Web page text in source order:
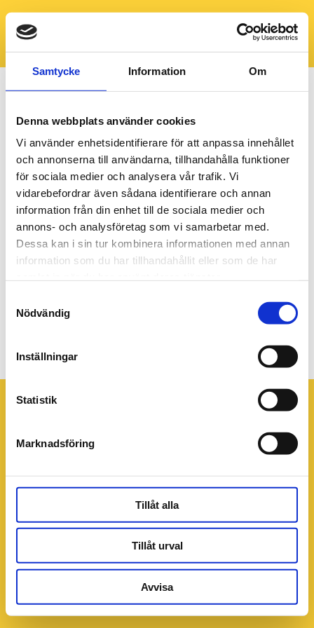
Samtycke Information Om
Denna webbplats använder cookies
Vi använder enhetsidentifierare för att anpassa innehållet
och annonserna till användarna, tillhandahålla funktioner
för sociala medier och analysera vår trafik. Vi
vidarebefordrar även sådana identifierare och annan
information från din enhet till de sociala medier och
annons- och analysföretag som vi samarbetar med.
Dessa kan i sin tur kombinera informationen med annan
information som du har tillhandahållit eller som de har
Nödvändig
Inställningar
Statistik
Marknadsföring
Tillåt alla
Tillåt urval
Avvisa
glassbyran-
bestallningsblankett